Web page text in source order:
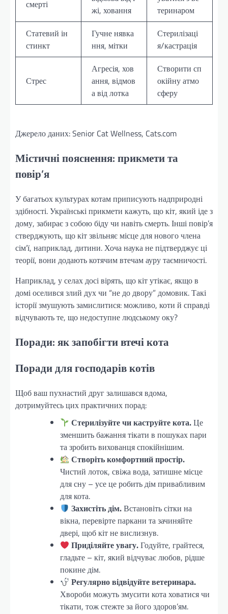
смерті
жі, ховання
теринаром
Статевий ін
стинкт
Гучне нявка
ння, мітки
Стерилізаці
я/кастрація
Стрес
Агресія, хов
ання, відмов
а від лотка
Створити сп
окійну атмо
сферу
Джерело даних: Senior Cat Wellness, Cats.com
Містичні пояснення: прикмети та
повір’я
У багатьох культурах котам приписують надприродні
здібності. Українські прикмети кажуть, що кіт, який іде з
дому, забирає з собою біду чи навіть смерть. Інші повір’я
стверджують, що кіт звільняє місце для нового члена
сім’ї, наприклад, дитини. Хоча наука не підтверджує ці
теорії, вони додають котячим втечам ауру таємничості.
Наприклад, у селах досі вірять, що кіт утікає, якщо в
домі оселився злий дух чи “не до двору” домовик. Такі
історії змушують замислитися: можливо, коти й справді
відчувають те, що недоступне людському оку?
Поради: як запобігти втечі кота
Поради для господарів котів
Щоб ваш пухнастий друг залишався вдома,
дотримуйтесь цих практичних порад:
Стерилізуйте чи каструйте кота.Це
зменшить бажання тікати в пошуках пари
та зробить вихованця спокійнішим.
Створіть комфортний простір.
Чистий лоток, свіжа вода, затишне місце
для сну – усе це робить дім привабливим
для кота.
Захистіть дім.Встановіть сітки на
вікна, перевірте паркани та зачиняйте
двері, щоб кіт не вислизнув.
Приділяйте увагу.Годуйте, грайтеся,
гладьте – кіт, який відчуває любов, рідше
покине дім.
Регулярно відвідуйте ветеринара.
Хвороби можуть змусити кота ховатися чи
тікати, тож стежте за його здоров’ям.